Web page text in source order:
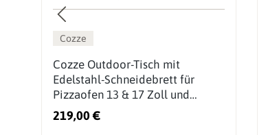
Cozze
Cozze Outdoor-Tisch mit
Edelstahl-Schneidebrett für
Pizzaofen 13 & 17 Zoll und
Elektroöfen
219,00 €